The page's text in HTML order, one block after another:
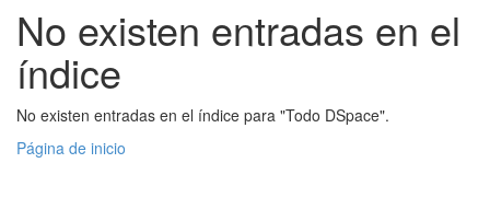
No existen entradas en el
índice
No existen entradas en el índice para "Todo DSpace".
Página de inicio